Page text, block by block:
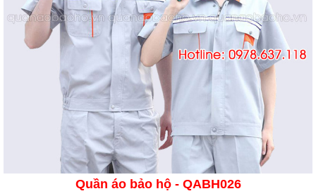
Quần áo bảo hộ - QABH026